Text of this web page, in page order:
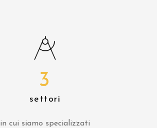
3
settori
in cui siamo specializzati